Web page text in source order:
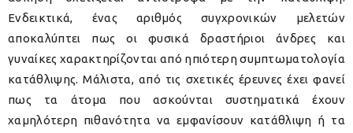
Ενδεικτικά, ένας αριθμός συγχρονικών μελετών
αποκαλύπτει πως οι φυσικά δραστήριοι άνδρες και
γυναίκες χαρακτηρίζονται από ηπιότερη συμπτωματολογία
κατάθλιψης. Μάλιστα, από τις σχετικές έρευνες έχει φανεί
πως τα άτομα που ασκούνται συστηματικά έχουν
χαμηλότερη πιθανότητα να εμφανίσουν κατάθλιψη ή τα